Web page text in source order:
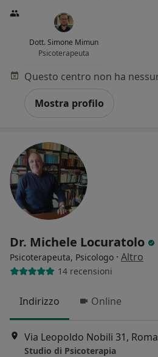
Dott. Simone Mimun
Psicoterapeuta
Mostra profilo
Dr. Michele Locuratolo
Psicoterapeuta, Psicologo · Altro
14 recensioni
Indirizzo Online
Via Leopoldo Nobili 31, Roma
Studio di Psicoterapia